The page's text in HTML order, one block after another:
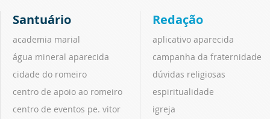
Santuário
academia marial
água mineral aparecida
cidade do romeiro
centro de apoio ao romeiro
centro de eventos pe. vitor
Redação
aplicativo aparecida
campanha da fraternidade
dúvidas religiosas
espiritualidade
igreja